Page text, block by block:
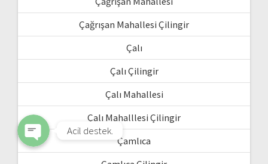
Çağrışan Mahallesi Çilingir
Çalı
Çalı Çilingir
Çalı Mahallesi
Çalı Mahalllesi Çilingir
Çamlıca
WhatsApp
Acil destek.